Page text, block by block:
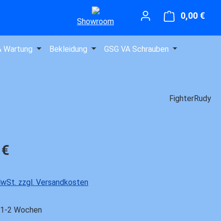
Showroom
0,00 €
Wartung Bekleidung GSG VA Schrauben
FighterRudy
zzgl. Versandkosten
2 Wochen